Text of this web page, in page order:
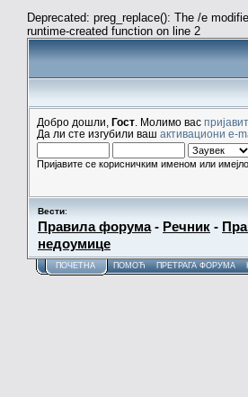
Deprecated: preg_replace(): The /e
runtime-created function on line 2
Добро дошли, Гост . Молимо вас
Да ли сте изгубили ваш активациони e-
Пријавите се корисничким именом или
Вести:
Правила форума- Речник -
недоумице
ПОЧЕТНА ПОМОЋ ПРЕТРАГА ФОРУМА